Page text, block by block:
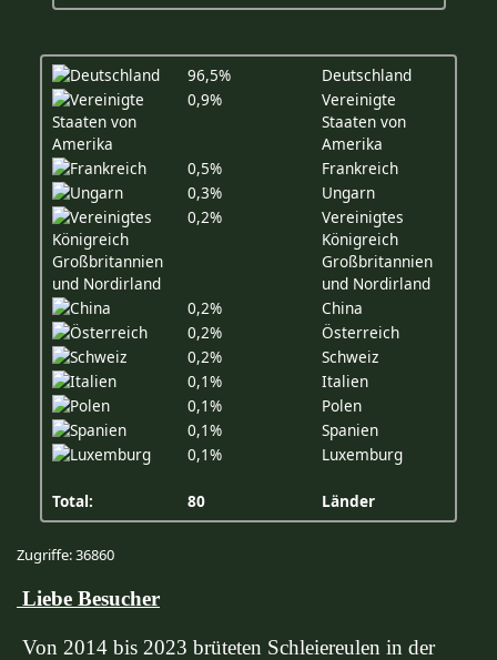
96,5%
Deutschland
0,9%
Vereinigte
Staaten von
Amerika
0,5%
Frankreich
0,3%
Ungarn
0,2%
Vereinigtes
Königreich
Großbritannien
und Nordirland
0,2%
China
0,2%
Österreich
0,2%
Schweiz
0,1%
Italien
0,1%
Polen
0,1%
Spanien
0,1%
Luxemburg
Total: 80 Länder
Zugriffe: 36860
Liebe Besucher
Von 2014 bis 2023 brüteten Schleiereulen in der